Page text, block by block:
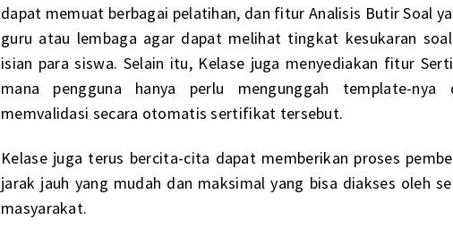
dapat memuat berbagai pelatihan, dan fitur Analisis Butir Soal
guru atau lembaga agar dapat melihat tingkat kesukaran
isian para siswa. Selain itu, Kelase juga menyediakan fitur
mana pengguna hanya perlu mengunggah template-nya
memvalidasi secara otomatis sertifikat tersebut.
Kelase juga terus bercita-cita dapat memberikan proses
jarak jauh yang mudah dan maksimal yang bisa diakses oleh
masyarakat.